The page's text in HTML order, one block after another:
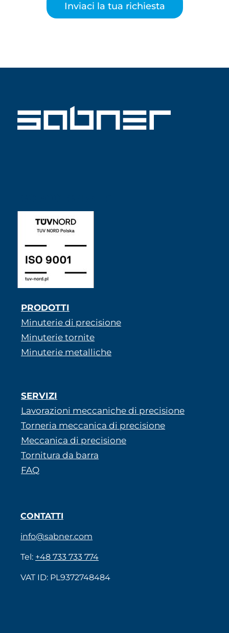
Inviaci la tua richiesta
PRODOTTI
Minuterie di precisione
Minuterie tornite
Minuterie metalliche
SERVIZI
Lavorazioni meccaniche di precisione
Torneria meccanica di precisione
Meccanica di precisione
Tornitura da barra
FAQ
CONTATTI
info@sabner.com
Tel: +48 733 733 774
VAT ID: PL9372748484